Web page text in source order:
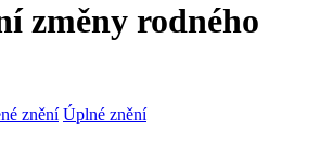
změny rodného
znění Úplné znění